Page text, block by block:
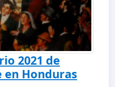
2021 de
Honduras